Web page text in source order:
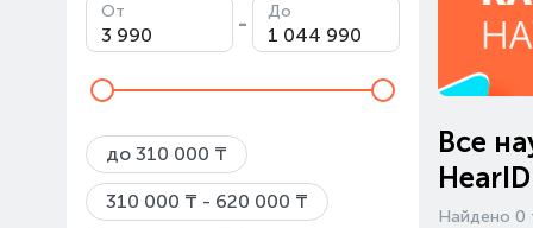
От - До
до 310 000 ₸
310 000 ₸ - 620 000 ₸
Все
Найдено 0